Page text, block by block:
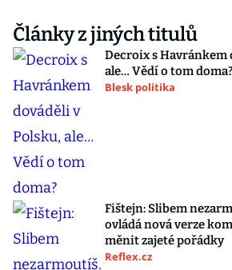
Články z jiných titulů
Decroix s Havránkem
ale… Vědí o tom doma?
Blesk politika
Fištejn: Slibem
ovládá nová verze
měnit zajeté pořádky
Reflex.cz